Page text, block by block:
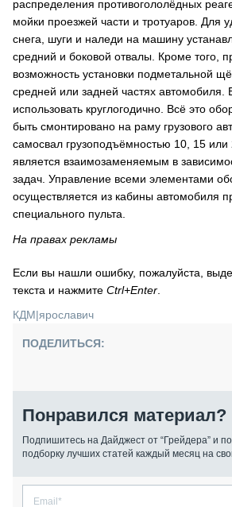
распределения противогололёдных
мойки проезжей части и тротуаров. Для
снега, шуги и наледи на машину
средний и боковой отвалы. Кроме того,
возможность установки подметальной
средней или задней частях автомобиля.
использовать круглогодично. Всё это
быть смонтировано на раму грузового
самосвал грузоподъёмностью 10, 15
является взаимозаменяемым в
задач. Управление всеми элементами
осуществляется из кабины автомобиля
специального пульта.
На правах рекламы
Если вы нашли ошибку, пожалуйста,
текста и нажмите Ctrl+Enter
КДМ|ярославич
ПОДЕЛИТЬСЯ:
Понравился материал?
Подпишитесь на Дайджест от “Грейдера” и
подборку лучших статей каждый месяц на